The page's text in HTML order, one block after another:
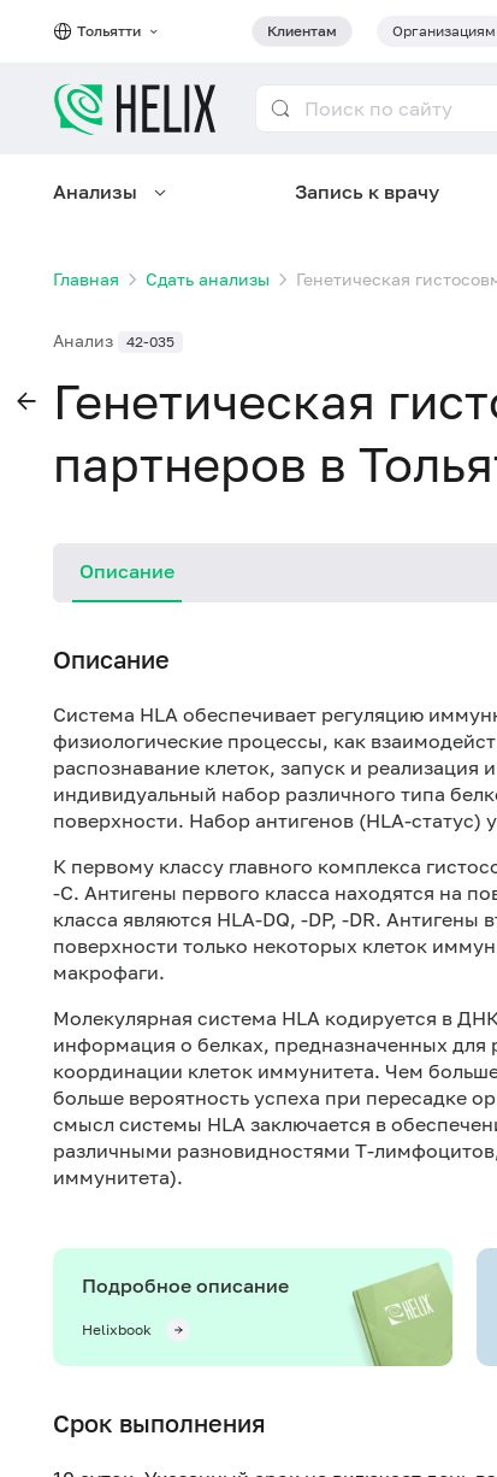
Тольятти Клиентам Организациям
Анализы Запись к врачу
Главная Сдать анализы Генетическая
Анализ 42-035
Генетическая
партнеров в
Описание
Описание
Система HLA обеспечивает регуляцию
физиологические процессы, как
распознавание клеток, запуск и
индивидуальный набор различного типа
поверхности. Набор антигенов (HLA-статус)
К первому классу главного комплекса
-С. Антигены первого класса находятся на
класса являются HLA-DQ, -DP, -DR. Антигены
поверхности только некоторых клеток
макрофаги.
Молекулярная система HLA кодируется в
информация о белках, предназначенных для
координации клеток иммунитета. Чем
больше вероятность успеха при пересадке
смысл системы HLA заключается в
различными разновидностями T-
иммунитета).
Подробное описание
Helixbook
Срок выполнения